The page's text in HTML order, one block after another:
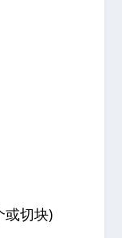
或切块)